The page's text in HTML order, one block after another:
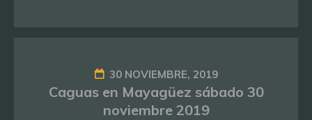
30 NOVIEMBRE, 2019
Caguas en Mayagüez sábado 30
noviembre 2019